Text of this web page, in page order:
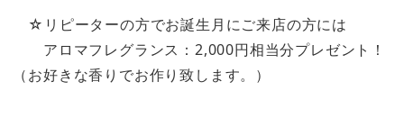
☆リピーターの方でお誕生月にご来店の方には
アロマフレグランス：2,000円相当分プレゼント！
（お好きな香りでお作り致します。）